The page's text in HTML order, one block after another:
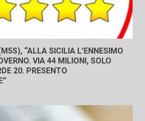
“ALLA SICILIA L’ENNESIMO
VIA 44 MILIONI, SOLO
20. PRESENTO